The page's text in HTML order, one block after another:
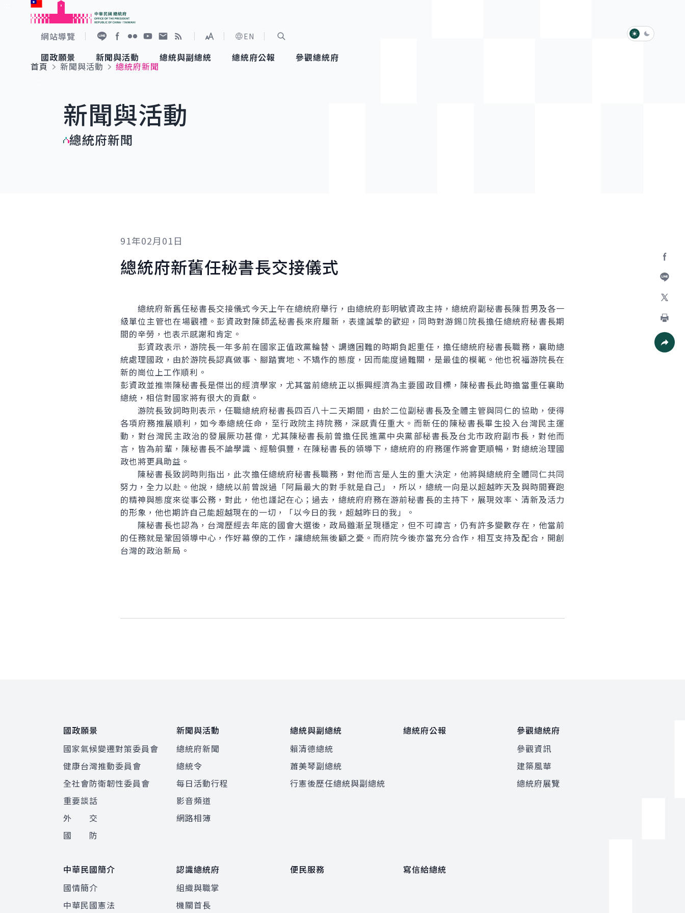
跳到主要內容
網站導覽
展開字級選單
EN
國政願景
國家氣候變遷對策委員會
重要談話
新聞與活動
總統府新聞
影音頻道
總統與副總統
賴清德總統
總統府公報 參觀總統府
參觀資訊
淺色模式
深色模式
首頁
新聞與活動
總統府新聞
新聞與活動
總統府新聞
加入好
列印
91年02月01日
總統府新舊任秘書長交接儀式
總統府新舊任秘書長交接儀式今天上午在總統府舉行，由總統府彭明敏資政主持，總統府副秘書長陳哲男及各一
級單位主管也在場觀禮。彭資政對陳師孟秘書長來府履新，表達誠摯的歡迎，同時對游錫院長擔任總統府秘書長期
間的辛勞，也表示感謝和肯定。
彭資政表示，游院長一年多前在國家正值政黨輪替、調適困難的時期負起重任，擔任總統府秘書長職務，襄助總
統處理國政，由於游院長認真做事、腳踏實地、不矯作的態度，因而能度過難關，是最佳的模範。他也祝福游院長在
新的崗位上工作順利。
彭資政並推崇陳秘書長是傑出的經濟學家，尤其當前總統正以振興經濟為主要國政目標，陳秘書長此時擔當重任襄助
總統，相信對國家將有很大的貢獻。
游院長致詞時則表示，任職總統府秘書長四百八十二天期間，由於二位副秘書長及全體主管與同仁的協助，使得
各項府務推展順利，如今奉總統任命，至行政院主持院務，深感責任重大。而新任的陳秘書長畢生投入台灣民主運
動，對台灣民主政治的發展厥功甚偉，尤其陳秘書長前曾擔任民進黨中央黨部秘書長及台北市政府副市長，對他而
言，皆為前輩，陳秘書長不論學識、經驗俱豐，在陳秘書長的領導下，總統府的府務運作將會更順暢，對總統治理國
政也將更具助益。
陳秘書長致詞時則指出，此次擔任總統府秘書長職務，對他而言是人生的重大決定，他將與總統府全體同仁共同
努力，全力以赴。他說，總統以前曾說過「阿扁最大的對手就是自己」，所以，總統一向是以超越昨天及與時間賽跑
的精神與態度來從事公務，對此，他也謹記在心；過去，總統府府務在游前秘書長的主持下，展現效率、清新及活力
的形象，他也期許自己能超越現在的一切，「以今日的我，超越昨日的我」。
陳秘書長也認為，台灣歷經去年底的國會大選後，政局雖漸呈現穩定，但不可諱言，仍有許多變數存在，他當前
的任務就是鞏固領導中心，作好幕僚的工作，讓總統無後顧之憂。而府院今後亦當充分合作，相互支持及配合，開創
台灣的政治新局。
國政願景
國家氣候變遷對策委員會
健康台灣推動委員會
全社會防衛韌性委員會
重要談話
外 交
國 防
新聞與活動
總統府新聞
總統令
每日活動行程
影音頻道
網路相簿
總統與副總統
賴清德總統
蕭美琴副總統
行憲後歷任總統與副總統
總統府公報
參觀總統府
參觀資訊
建築風華
總統府展覽
中華民國簡介
國情簡介
中華民國憲法
認識總統府
組織與職掌
機關首長
便民服務 寫信給總統